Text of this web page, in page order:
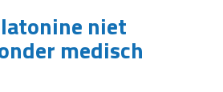
niet
medisch